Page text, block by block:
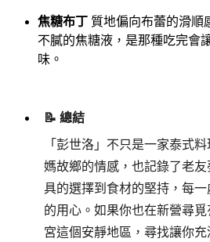
焦糖布丁 質地偏向布蕾的滑順
不膩的焦糖液，是那種吃完會
味。
📝 總結
「彭世洛」不只是一家泰式
媽故鄉的情感，也記錄了老
具的選擇到食材的堅持，每
的用心。如果你也在新營尋
宮這個安靜地區，尋找讓你充